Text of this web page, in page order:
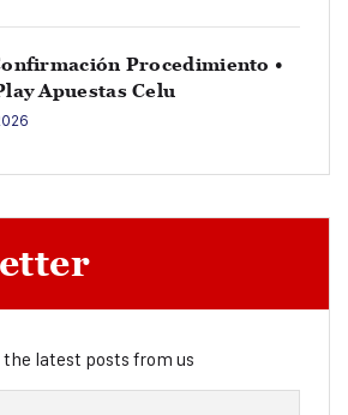
Procedimiento •
Apuestas Celu
the latest posts from us